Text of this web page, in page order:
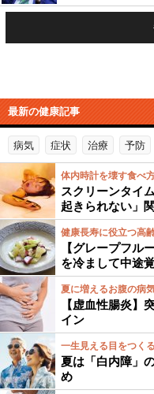
最新の健康記事
病気 症状 治療 予防
体内時計を壊す食べ
スクリーンタイ
起きられない」
健康長寿に役立つ高
【グレープフル
を冷まして中途
夏に増えるお腹の病
【虚血性腸炎】
イン
一生見える目をつくる
夏は「白内障」
め